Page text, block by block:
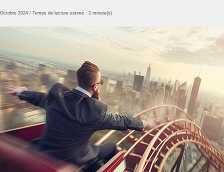
Octobre 2024 / Temps de lecture estimé : 2 minute(s)